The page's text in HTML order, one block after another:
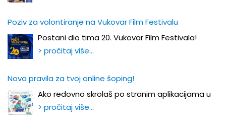
Poziv za volontiranje na Vukovar Film Festivalu
Postani dio tima 20. Vukovar Film Festivala!
> pročitaj više…
Nova pravila za tvoj online šoping!
Ako redovno skrolaš po stranim aplikacijama u
> pročitaj više…